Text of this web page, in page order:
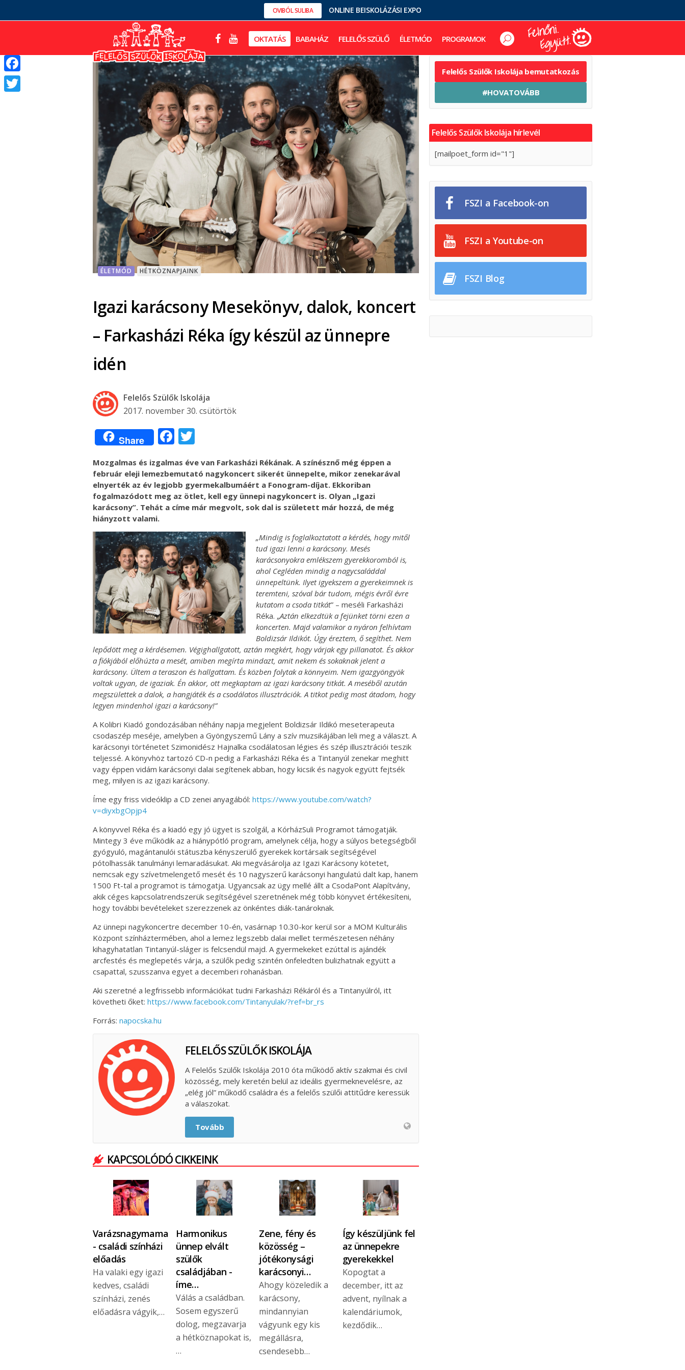
OVIBÓL SULIBA ONLINE BEISKOLÁZÁSI EXPO
OKTATÁS BABAHÁZ FELELŐS SZÜLŐ ÉLETMÓD PROGRAMOK
ÉLETMÓD HÉTKÖZNAPJAINK
Igazi karácsony Mesekönyv, dalok, koncert
– Farkasházi Réka így készül az ünnepre
idén
Felelős Szülők Iskolája
2017. november 30. csütörtök
Share Facebook
Mozgalmas és izgalmas éve van Farkasházi Rékának. A színésznő még éppen a
február eleji lemezbemutató nagykoncert sikerét ünnepelte, mikor zenekarával
elnyerték az év legjobb gyermekalbumáért a Fonogram-díjat. Ekkoriban
fogalmazódott meg az ötlet, kell egy ünnepi nagykoncert is. Olyan „Igazi
karácsony”. Tehát a címe már megvolt, sok dal is született már hozzá, de még
hiányzott valami.
„Mindig is foglalkoztatott a kérdés, hogy mitől
tud igazi lenni a karácsony. Mesés
karácsonyokra emlékszem gyerekkoromból is,
ahol Cegléden mindig a nagycsaláddal
ünnepeltünk. Ilyet igyekszem a gyerekeimnek is
teremteni, szóval bár tudom, mégis évről évre
kutatom a csoda titkát” – meséli Farkasházi
Réka. „Aztán elkezdtük a fejünket törni ezen a
koncerten. Majd valamikor a nyáron felhívtam
Boldizsár Ildikót. Úgy éreztem, ő segíthet. Nem
lepődött meg a kérdésemen. Végighallgatott, aztán megkért, hogy várjak egy pillanatot. És akkor
a fiókjából előhúzta a mesét, amiben megírta mindazt, amit nekem és sokaknak jelent a
karácsony. Ültem a teraszon és hallgattam. És közben folytak a könnyeim. Nem igazgyöngyök
voltak ugyan, de igaziak. Én akkor, ott megkaptam az igazi karácsony titkát. A meséből azután
megszülettek a dalok, a hangjáték és a csodálatos illusztrációk. A titkot pedig most átadom, hogy
legyen mindenhol igazi a karácsony!”
A Kolibri Kiadó gondozásában néhány napja megjelent Boldizsár Ildikó meseterapeuta
csodaszép meséje, amelyben a Gyöngyszemű Lány a szív muzsikájában leli meg a választ. A
karácsonyi történetet Szimonidész Hajnalka csodálatosan légies és szép illusztrációi teszik
teljessé. A könyvhöz tartozó CD-n pedig a Farkasházi Réka és a Tintanyúl zenekar meghitt
vagy éppen vidám karácsonyi dalai segítenek abban, hogy kicsik és nagyok együtt fejtsék
meg, milyen is az igazi karácsony.
Íme egy friss videóklip a CD zenei anyagából: https://www.youtube.com/watch?
v=diyxbgOpjp4
A könyvvel Réka és a kiadó egy jó ügyet is szolgál, a KórházSuli Programot támogatják.
Mintegy 3 éve működik az a hiánypótló program, amelynek célja, hogy a súlyos betegségből
gyógyuló, magántanulói státuszba kényszerülő gyerekek kortársaik segítségével
pótolhassák tanulmányi lemaradásukat. Aki megvásárolja az Igazi Karácsony kötetet,
nemcsak egy szívetmelengető mesét és 10 nagyszerű karácsonyi hangulatú dalt kap, hanem
1500 Ft-tal a programot is támogatja. Ugyancsak az ügy mellé állt a CsodaPont Alapítvány,
akik céges kapcsolatrendszerük segítségével szeretnének még több könyvet értékesíteni,
hogy további bevételeket szerezzenek az önkéntes diák-tanároknak.
Az ünnepi nagykoncertre december 10-én, vasárnap 10.30-kor kerül sor a MOM Kulturális
Központ színháztermében, ahol a lemez legszebb dalai mellet természetesen néhány
kihagyhatatlan Tintanyúl-sláger is felcsendül majd. A gyermekeket ezúttal is ajándék
arcfestés és meglepetés várja, a szülők pedig szintén önfeledten bulizhatnak együtt a
csapattal, szusszanva egyet a decemberi rohanásban.
Aki szeretné a legfrissebb információkat tudni Farkasházi Rékáról és a Tintanyúlról, itt
követheti őket: https://www.facebook.com/Tintanyulak/?ref=br_rs
Forrás: napocska.hu
FELELŐS SZÜLŐK ISKOLÁJA
A Felelős Szülők Iskolája 2010 óta működő aktív szakmai és civil
közösség, mely keretén belül az ideális gyermeknevelésre, az
„elég jól” működő családra és a felelős szülői attitűdre keressük
a válaszokat.
Tovább
KAPCSOLÓDÓ CIKKEINK
Varázsnagymama
- családi színházi
előadás
Ha valaki egy igazi
kedves, családi
színházi, zenés
előadásra vágyik,…
Harmonikus
ünnep elvált
szülők
családjában -
íme…
Válás a családban.
Sosem egyszerű
dolog, megzavarja
a hétköznapokat is,
…
Zene, fény és
közösség –
jótékonysági
karácsonyi…
Ahogy közeledik a
karácsony,
mindannyian
vágyunk egy kis
megállásra,
csendesebb…
Így készüljünk fel
az ünnepekre
gyerekekkel
Kopogtat a
december, itt az
advent, nyílnak a
kalendáriumok,
kezdődik…
Felelős Szülők Iskolája bemutatkozás
#HOVATOVÁBB
Felelős Szülők Iskolája hírlevél
[mailpoet_form id="1"]
FSZI a Facebook-on
FSZI a Youtube-on
FSZI Blog
Facebook